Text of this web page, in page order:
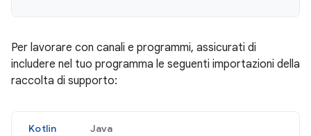
Per lavorare con canali e programmi, assicurati di
includere nel tuo programma le seguenti importazioni della
raccolta di supporto:
Kotlin Java